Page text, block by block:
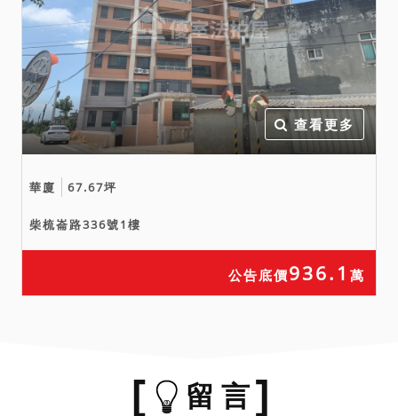
准應買，否則投標無效，本
院得依法撤銷其拍定。
查看更多
華廈 67.67坪
柴梳崙路336號1樓
公告底價936.1 萬
留 言